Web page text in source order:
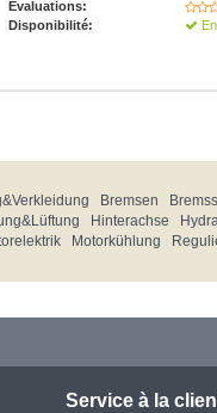
Évaluations:
Disponibilité:
Bremsen
Hinterachse
Motorkühlung
Service à la